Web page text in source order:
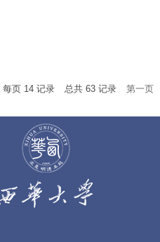
每页 14 记录 总共 63 记录 第一页